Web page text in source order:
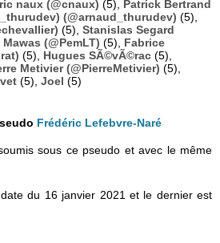
naux (@cnaux) (5), Patrick Bertrand
(@arnaud_thurudev) (5),
(5), Stanislas Segard
Mawas (@PemLT) (5), Fabrice
(5), Hugues SÃ©vÃ©rac (5),
Metivier (@PierreMetivier) (5),
(5), Joel (5)
Frédéric Lefebvre-Naré
sous ce pseudo et avec le même
du 16 janvier 2021 et le dernier est